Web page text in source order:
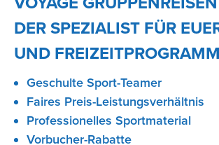
DER SPEZIALIST FÜR
UND FREIZEITPROGRAMM
Geschulte Sport-Teamer
Faires Preis-Leistungsverhältnis
Professionelles Sportmaterial
Vorbucher-Rabatte